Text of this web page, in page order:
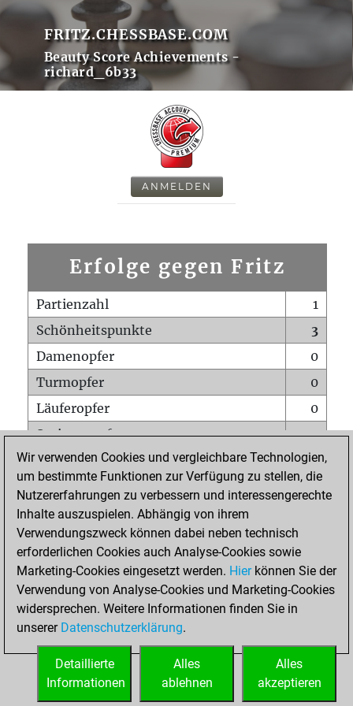
FRITZ.CHESSBASE.COM
Beauty Score Achievements -
richard_6b33
ANMELDEN
Erfolge gegen Fritz
Partienzahl
1
Schönheitspunkte
3
Damenopfer
0
Turmopfer
0
Läuferopfer
0
Springeropfer
0
Bauernopfer
1
Matt auf vollem Brett
0
Bauer setzt Matt
Erstickte Matts
Unterverwandlungen
0
Türme auf der siebten
0
STARTSEITE
Wir verwenden Cookies und vergleichbare Technologien,
um bestimmte Funktionen zur Verfügung zu stellen, die
Nutzererfahrungen zu verbessern und interessengerechte
Inhalte auszuspielen. Abhängig von ihrem
Verwendungszweck können dabei neben technisch
erforderlichen Cookies auch Analyse-Cookies sowie
Marketing-Cookies eingesetzt werden. Hierkönnen Sie der
Verwendung von Analyse-Cookies und Marketing-Cookies
widersprechen. Weitere Informationen finden Sie in
unserer Datenschutzerklärung.
Alles
akzeptieren
Alles
ablehnen
Detaillierte
Informationen